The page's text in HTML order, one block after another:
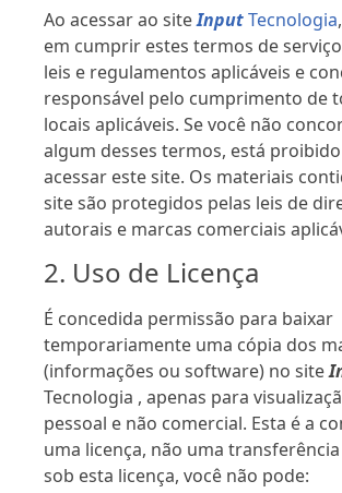
Ao acessar ao siteInputTecnologia
em cumprir estes termos de
leis e regulamentos aplicáveis ​​e
responsável pelo cumprimento de
locais aplicáveis. Se você não
algum desses termos, está
acessar este site. Os materiais
site são protegidos pelas leis de
autorais e marcas comerciais
2. Uso de Licença
É concedida permissão para baixar
temporariamente uma cópia dos
(informações ou software) no site
Tecnologia , apenas para
pessoal e não comercial. Esta é a
uma licença, não uma
sob esta licença, você não pode: